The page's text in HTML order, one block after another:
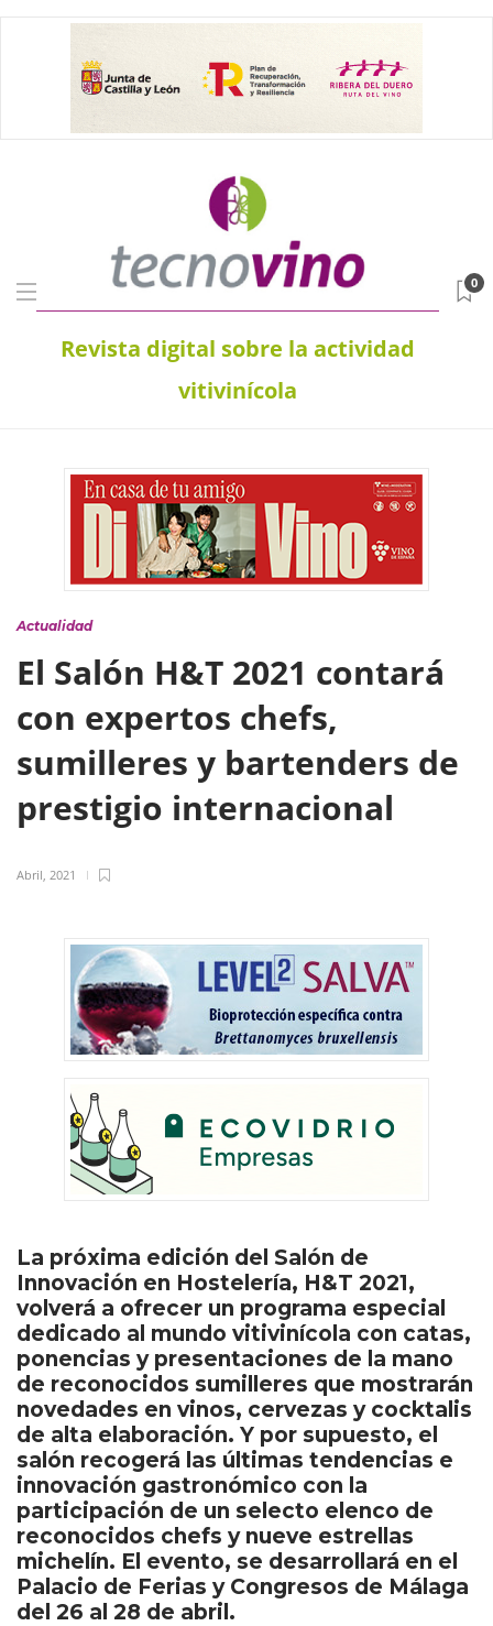
Revista digital sobre la actividad
vitivinícola
0
Actualidad
El Salón H&T 2021 contará
con expertos chefs,
sumilleres y bartenders de
prestigio internacional
Abril, 2021
La próxima edición del Salón de
Innovación en Hostelería, H&T 2021,
volverá a ofrecer un programa especial
dedicado al mundo vitivinícola con catas,
ponencias y presentaciones de la mano
de reconocidos sumilleres que mostrarán
novedades en vinos, cervezas y cocktalis
de alta elaboración. Y por supuesto, el
salón recogerá las últimas tendencias e
innovación gastronómico con la
participación de un selecto elenco de
reconocidos chefs y nueve estrellas
michelín. El evento, se desarrollará en el
Palacio de Ferias y Congresos de Málaga
del 26 al 28 de abril.